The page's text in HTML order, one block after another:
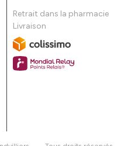
Retrait dans la pharmacie
Livraison